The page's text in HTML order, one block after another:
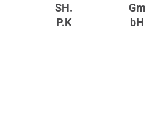
SH.
P.K
Gm
bH